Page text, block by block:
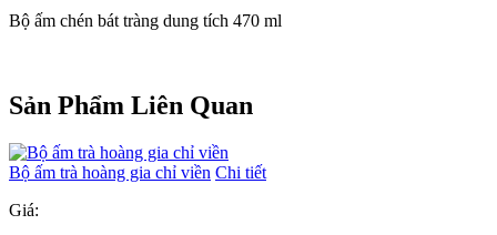
Bộ ấm chén bát tràng dung tích 470 ml
Sản Phẩm Liên Quan
Bộ ấm trà hoàng gia chỉ viền Chi tiết
Giá: